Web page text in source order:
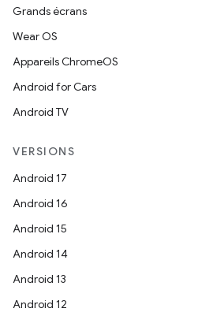
Grands écrans
Wear OS
Appareils ChromeOS
Android for Cars
Android TV
VERSIONS
Android 17
Android 16
Android 15
Android 14
Android 13
Android 12